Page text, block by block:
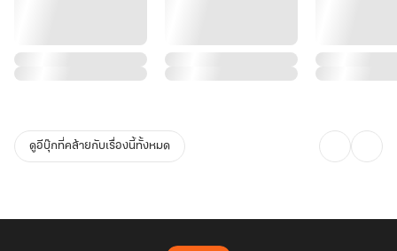
ดูอีบุ๊กที่คล้ายกับเรื่องนี้ทั้งหมด